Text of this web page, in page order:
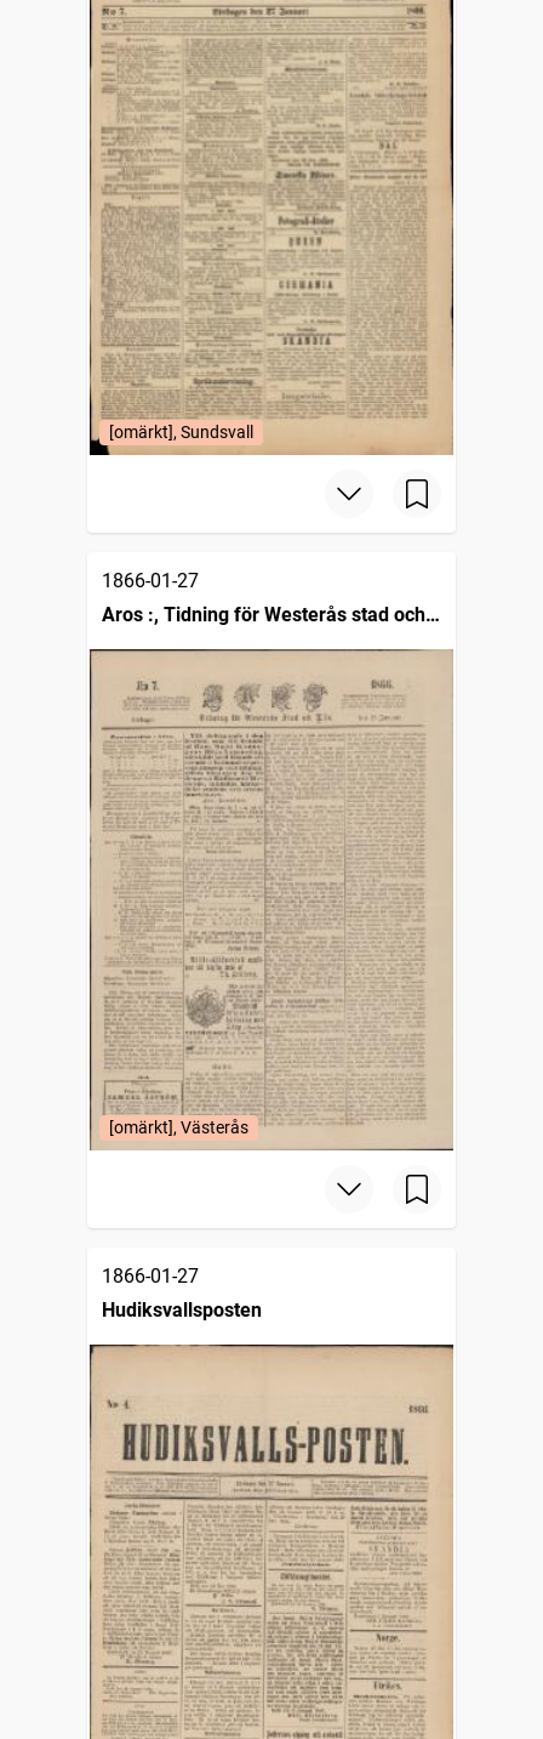
[omärkt], Sundsvall
1866-01-27
Aros :, Tidning för Westerås stad och
län
[omärkt], Västerås
1866-01-27
Hudiksvallsposten